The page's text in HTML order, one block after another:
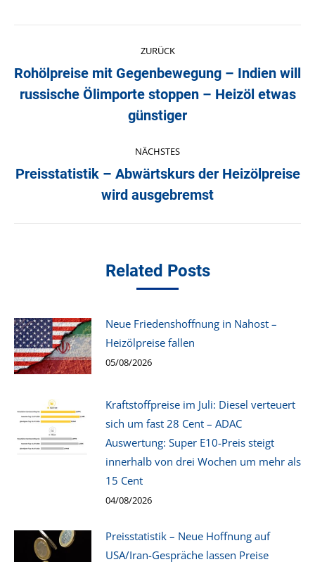
Kommentarnavigation
ZURÜCK
Vorheriger
Beitrag:
Rohölpreise mit Gegenbewegung – Indien will
russische Ölimporte stoppen – Heizöl etwas
günstiger
NÄCHSTES
Nächster
Beitrag:
Preisstatistik – Abwärtskurs der Heizölpreise
wird ausgebremst
Related Posts
Neue Friedenshoffnung in Nahost –
Heizölpreise fallen
05/08/2026
Kraftstoffpreise im Juli: Diesel verteuert
sich um fast 28 Cent – ADAC
Auswertung: Super E10-Preis steigt
innerhalb von drei Wochen um mehr als
15 Cent
04/08/2026
Preisstatistik – Neue Hoffnung auf
USA/Iran-Gespräche lassen Preise